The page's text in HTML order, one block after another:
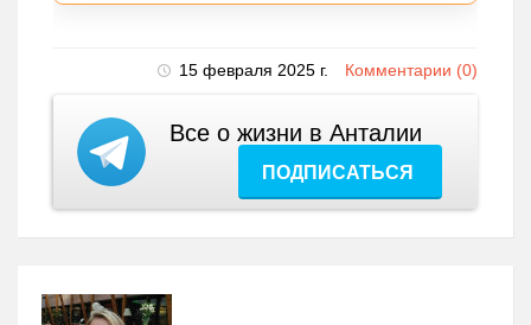
15 февраля 2025 г. Комментарии (0)
Все о жизни в Анталии
ПОДПИСАТЬСЯ